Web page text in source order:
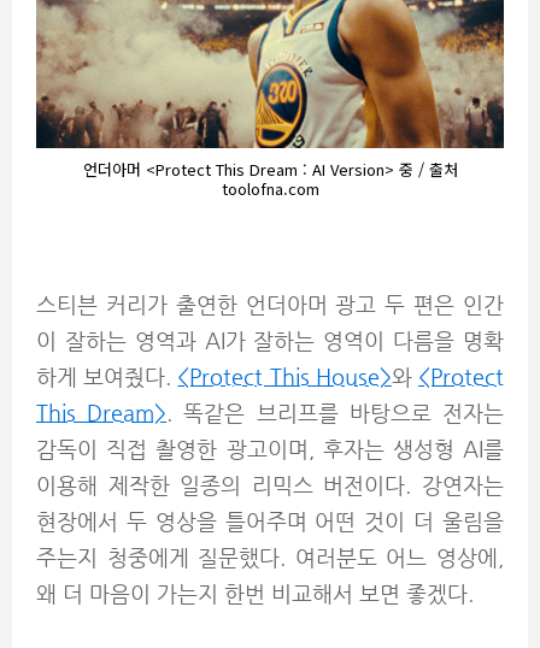
언더아머 <Protect This Dream : AI Version> 중 / 출처
toolofna.com
스티븐 커리가 출연한 언더아머 광고 두 편은 인간
이 잘하는 영역과 AI가 잘하는 영역이 다름을 명확
하게 보여줬다. <Protect This House>와 <Protect
This Dream> . 똑같은 브리프를 바탕으로 전자는
감독이 직접 촬영한 광고이며, 후자는 생성형 AI를
이용해 제작한 일종의 리믹스 버전이다. 강연자는
현장에서 두 영상을 틀어주며 어떤 것이 더 울림을
주는지 청중에게 질문했다. 여러분도 어느 영상에,
왜 더 마음이 가는지 한번 비교해서 보면 좋겠다.